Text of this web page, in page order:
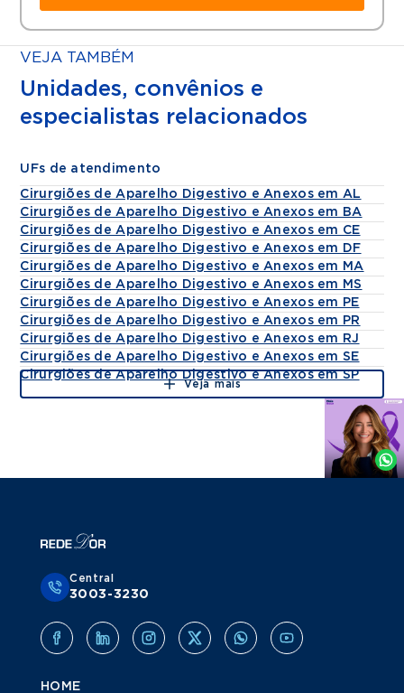
VEJA TAMBÉM
Unidades, convênios e
especialistas relacionados
UFs de atendimento
Cirurgiões de Aparelho Digestivo e Anexos em AL
Cirurgiões de Aparelho Digestivo e Anexos em BA
Cirurgiões de Aparelho Digestivo e Anexos em CE
Cirurgiões de Aparelho Digestivo e Anexos em DF
Cirurgiões de Aparelho Digestivo e Anexos em MA
Cirurgiões de Aparelho Digestivo e Anexos em MS
Cirurgiões de Aparelho Digestivo e Anexos em PE
Cirurgiões de Aparelho Digestivo e Anexos em PR
Cirurgiões de Aparelho Digestivo e Anexos em RJ
Cirurgiões de Aparelho Digestivo e Anexos em SE
Cirurgiões de Aparelho Digestivo e Anexos em SP
Veja mais
Agende
Whatsapp
Central
3003-3230
HOME